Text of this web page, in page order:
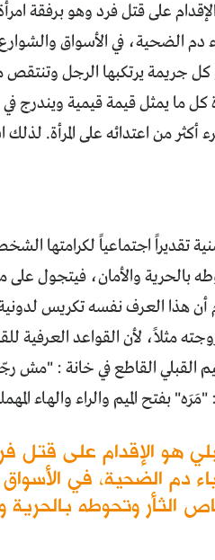
على قتل فرد وهو برفقة
دم الضحية، في الأسواق
جريمة يرتكبها الرجل
كل ما يمثل قيمة قيمية ويندرج
أكثر من اعتدائه على المرأة.
تقديراً اجتماعياً لكرامتها
والأمان، فيتجول على
أن هذا العرف نفسه تكريس لدونية
مثلاً، لأن القواعد العرفية
القبلي القاطع في خانة : "مش
بفتح الميم والراء والهاء
هو الإقدام على قتل
دم الضحية، في
وتحوطه بالحرية